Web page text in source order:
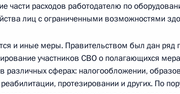
года, 18:40
комиссии Государственного Совета по
части расходов работодателю по
лиц с ограниченными возможностями
и иные меры. Правительством был дан ряд
участников СВО о полагающихся
различных сферах: налогообложении,
протезировании и других. По